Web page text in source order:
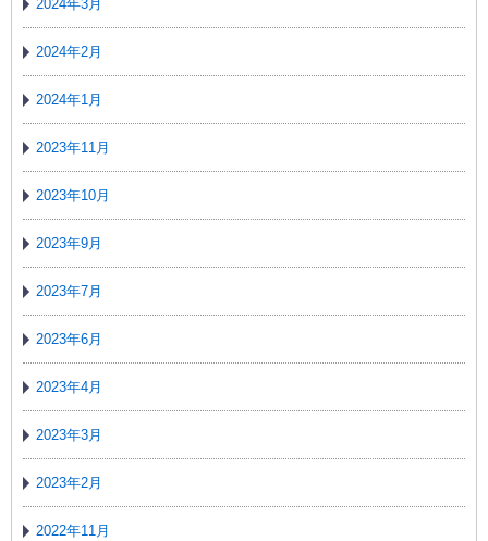
2024年3月
2024年2月
2024年1月
2023年11月
2023年10月
2023年9月
2023年7月
2023年6月
2023年4月
2023年3月
2023年2月
2022年11月